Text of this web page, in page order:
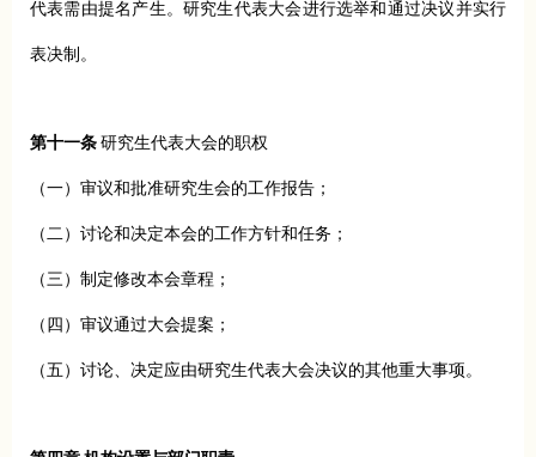
代表需由提名产生。研究生代表大会进行选举和通过决议并实行
表决制。
第十一条 研究生代表大会的职权
（一）审议和批准研究生会的工作报告；
（二）讨论和决定本会的工作方针和任务；
（三）制定修改本会章程；
（四）审议通过大会提案；
（五）讨论、决定应由研究生代表大会决议的其他重大事项。